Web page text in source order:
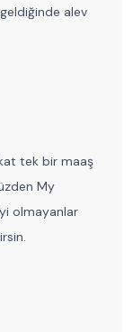
alev
tek bir maaş
My
olmayanlar